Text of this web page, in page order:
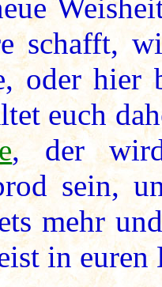
schafft,
oder hier
euch
, der
sein,
mehr
in